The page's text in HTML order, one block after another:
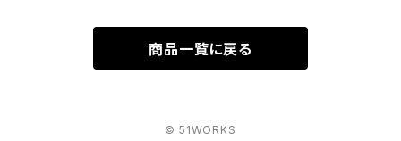
商品一覧に戻る
© 51WORKS